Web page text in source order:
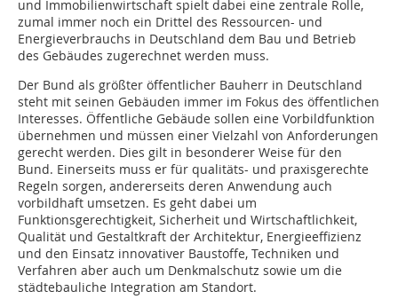
und Immobilienwirtschaft spielt dabei eine zentrale Rolle,
zumal immer noch ein Drittel des Ressourcen- und
Energieverbrauchs in Deutschland dem Bau und Betrieb
des Gebäudes zugerechnet werden muss.
Der Bund als größter öffentlicher Bauherr in Deutschland
steht mit seinen Gebäuden immer im Fokus des öffentlichen
Interesses. Öffentliche Gebäude sollen eine Vorbildfunktion
übernehmen und müssen einer Vielzahl von Anforderungen
gerecht werden. Dies gilt in besonderer Weise für den
Bund. Einerseits muss er für qualitäts- und praxisgerechte
Regeln sorgen, andererseits deren Anwendung auch
vorbildhaft umsetzen. Es geht dabei um
Funktionsgerechtigkeit, Sicherheit und Wirtschaftlichkeit,
Qualität und Gestaltkraft der Architektur, Energieeffizienz
und den Einsatz innovativer Baustoffe, Techniken und
Verfahren aber auch um Denkmalschutz sowie um die
städtebauliche Integration am Standort.